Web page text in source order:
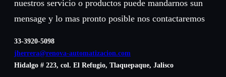
nuestros servicio o productos puede mandarnos sun
mensage y lo mas pronto posible nos contactaremos
33-3920-5098
jherrera@renova-automatizacion.com
Hidalgo # 223, col. El Refugio, Tlaquepaque, Jalisco